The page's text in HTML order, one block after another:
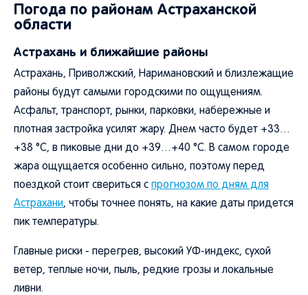
Погода по районам Астраханской
области
Астрахань и ближайшие районы
Астрахань, Приволжский, Наримановский и близлежащие
районы будут самыми городскими по ощущениям.
Асфальт, транспорт, рынки, парковки, набережные и
плотная застройка усилят жару. Днем часто будет +33…
+38 °C, в пиковые дни до +39…+40 °C. В самом городе
жара ощущается особенно сильно, поэтому перед
поездкой стоит свериться с прогнозом по дням для
Астрахани, чтобы точнее понять, на какие даты придется
пик температуры.
Главные риски - перегрев, высокий УФ-индекс, сухой
ветер, теплые ночи, пыль, редкие грозы и локальные
ливни.